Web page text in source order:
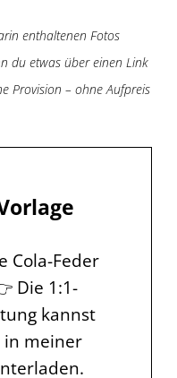
enthaltenen Fotos
du etwas über einen Link
Provision – ohne Aufpreis
Cola-Feder
Die 1:1-
kannst
in meiner